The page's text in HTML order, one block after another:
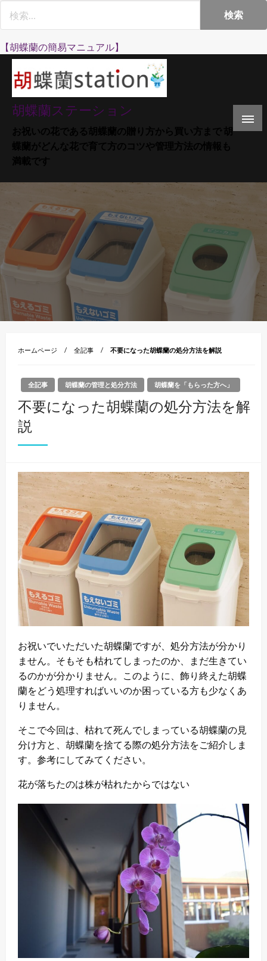
【胡蝶蘭の簡易マニュアル】
胡蝶蘭ステーション
ホームページ 全記事 不要になった胡蝶蘭の処分方法を解説
全記事 胡蝶蘭の管理と処分方法 胡蝶蘭を「もらった方へ」
不要になった胡蝶蘭の処分方法を解
説
お祝いでいただいた胡蝶蘭ですが、処分方法が分かり
ません。そもそも枯れてしまったのか、まだ生きてい
るのかが分かりません。このように、飾り終えた胡蝶
蘭をどう処理すればいいのか困っている方も少なくあ
りません。
そこで今回は、枯れて死んでしまっている胡蝶蘭の見
分け方と、胡蝶蘭を捨てる際の処分方法をご紹介しま
す。参考にしてみてください。
花が落ちたのは株が枯れたからではない